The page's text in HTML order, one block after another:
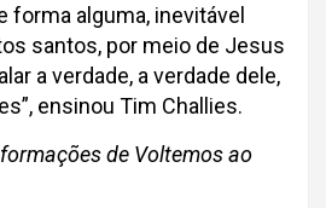
forma alguma, inevitável
santos, por meio de Jesus
a verdade, a verdade dele,
ensinou Tim Challies.
de Voltemos ao